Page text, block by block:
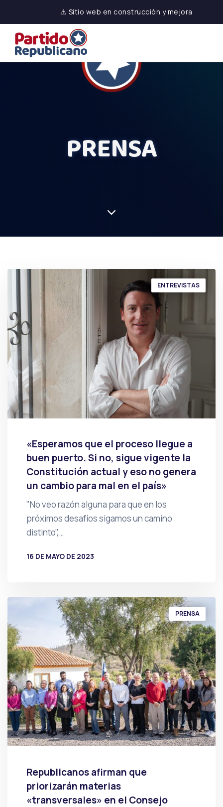
⚠ Sitio web en construcción y mejora
PRENSA
ENTREVISTAS
«Esperamos que el proceso llegue a
buen puerto. Si no, sigue vigente la
Constitución actual y eso no genera
un cambio para mal en el país»
"No veo razón alguna para que en los
próximos desafíos sigamos un camino
distinto",…
16 DE MAYO DE 2023
PRENSA
Republicanos afirman que
priorizarán materias
«transversales» en el Consejo